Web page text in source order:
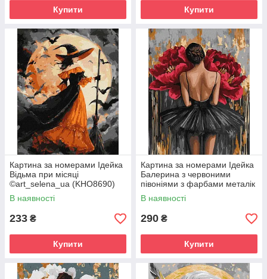
Купити Купити
Картина за номерами Ідейка
Відьма при місяці
©art_selena_ua (KHO8690)
40 х 50 см
В наявності
233 ₴
Купити
Картина за номерами Ідейка
Балерина з червоними
півоніями з фарбами металік
©art_selena_ua (KHO8664)
40 х 50 см
В наявності
290 ₴
Купити